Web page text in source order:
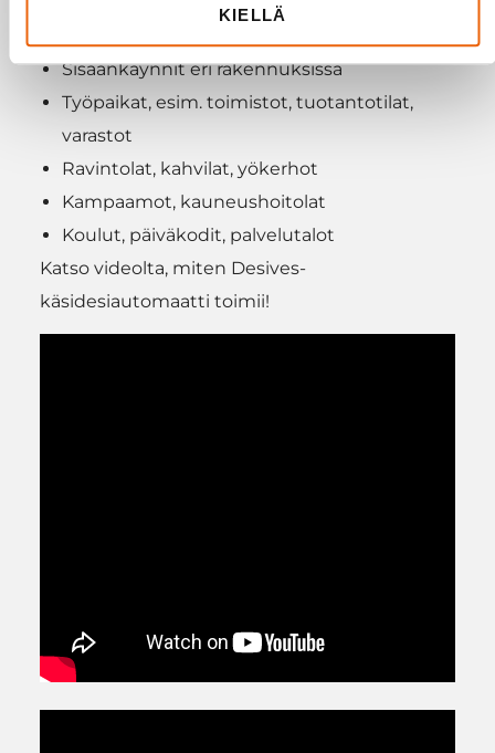
KIELLÄ
Sisäänkäynnit eri rakennuksissa
Työpaikat, esim. toimistot, tuotantotilat,
varastot
Ravintolat, kahvilat, yökerhot
Kampaamot, kauneushoitolat
Koulut, päiväkodit, palvelutalot
Katso videolta, miten Desives-
käsidesiautomaatti toimii!